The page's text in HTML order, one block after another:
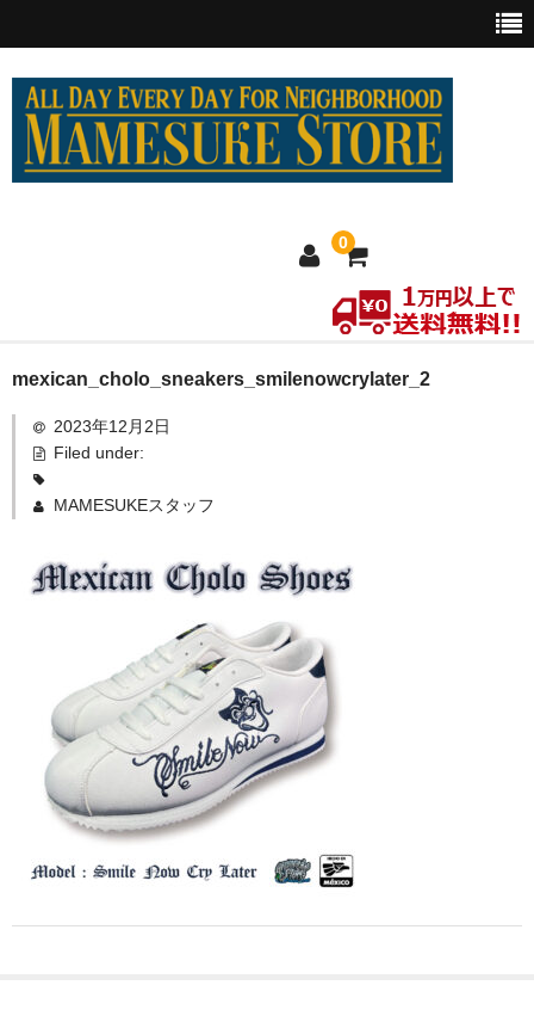
0
ホーム
MEXICO買い付け
新商品
全商品（ウェア）
ロングTシャツ
ゲームシャツ
コーチジャケット
スウェット＆フーディ
パンツ
ヘッドギア
mexican_cholo_sneakers_smilenowcrylater_2
2023年12月2日
Filed under:
MAMESUKEスタッフ